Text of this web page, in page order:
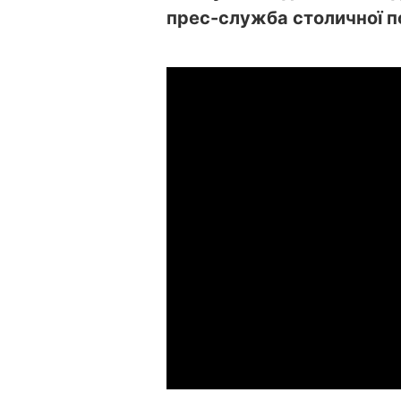
прес-служба столичної